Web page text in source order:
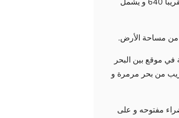
في موقع بين البحر
من بحر مرمرة و
مفتوحه و على